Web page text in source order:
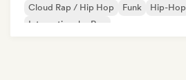
Cloud Rap / Hip Hop
Funk
Hip-Hop
Internationaler Rap